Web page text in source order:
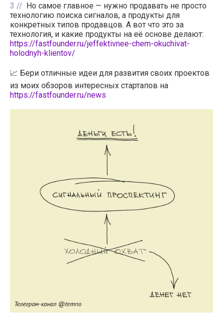
3
Но самое главное — нужно продавать не просто
технологию поиска сигналов, а продукты для
конкретных типов продавцов. А вот что это за
технология, и какие продукты на её основе делают:
https://fastfounder.ru/jeffektivnee-chem-okuchivat-
holodnyh-klientov/
📈 Бери отличные идеи для развития своих проектов
из моих обзоров интересных стартапов на
https://fastfounder.ru/news